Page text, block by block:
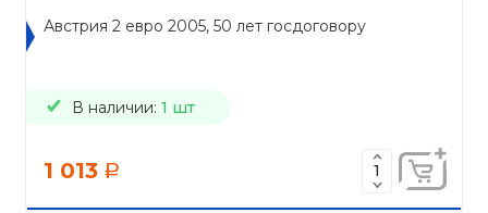
Австрия 2 евро 2005, 50 лет госдоговору
В наличии: 1 шт
1 013 a